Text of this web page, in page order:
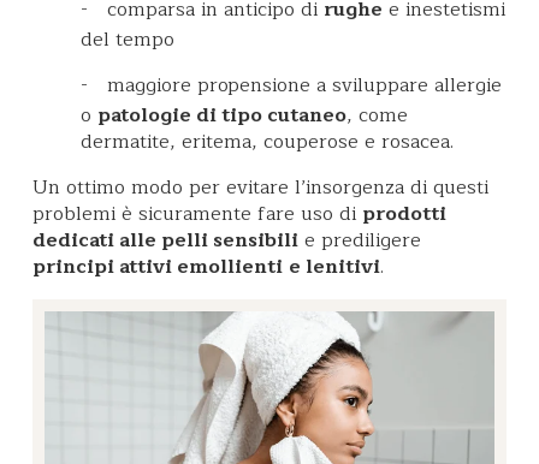
-
comparsa in anticipo di rughe e inestetismi
del tempo
-
maggiore propensione a sviluppare allergie
o patologie di tipo cutaneo, come
dermatite, eritema, couperose e rosacea.
Un ottimo modo per evitare l’insorgenza di questi
problemi è sicuramente fare uso di prodotti
dedicati alle pelli sensibilie prediligere
principi attivi emollienti e lenitivi.